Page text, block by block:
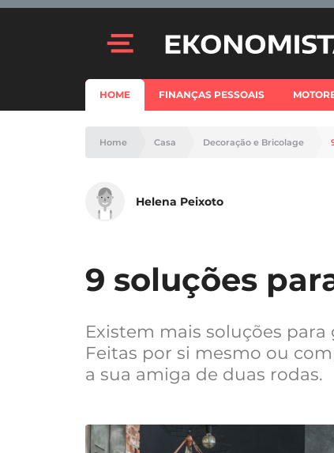
HOME FINANÇAS PESSOAIS
Home Casa Decoração e Bricolage
Helena Peixoto
9 soluções
Existem mais soluções
Feitas por si mesmo ou
a sua amiga de duas rodas.